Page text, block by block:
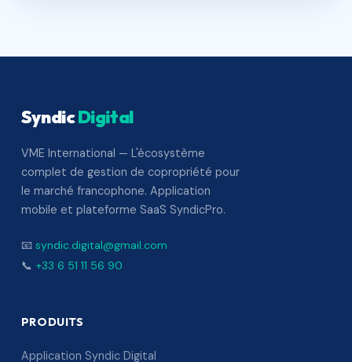
SyndicDigital
VME International — L'écosystème
complet de gestion de copropriété pour
le marché francophone. Application
mobile et plateforme SaaS SyndicPro.
📧 syndic.digital@gmail.com
📞 +33 6 51 11 56 90
PRODUITS
Application Syndic Digital